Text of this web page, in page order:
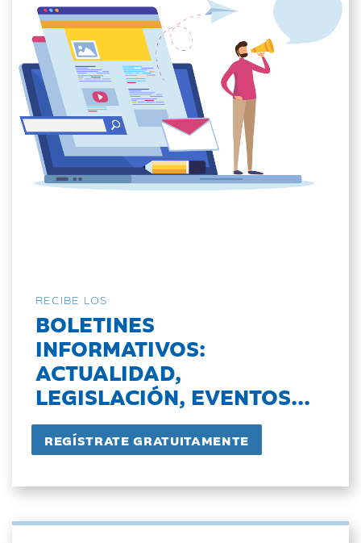
RECIBE LOS
BOLETINES
INFORMATIVOS:
ACTUALIDAD,
LEGISLACIÓN, EVENTOS...